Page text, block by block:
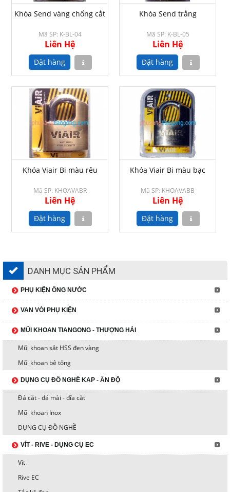
Khóa Send vàng chống cắt
Mã SP: K-BL-04
Liên Hệ
Khóa Send trắng
Mã SP: K-BL-05
Liên Hệ
Khóa Viair Bi màu rêu
Mã SP: KHOAVABR
Liên Hệ
Khóa Viair Bi màu bạc
Mã SP: KHOAVABB
Liên Hệ
DANH MỤC SẢN PHẨM
PHỤ KIỆN ỐNG NƯỚC
VAN VÒI PHỤ KIỆN
MŨI KHOAN TIANGONG - THƯỢNG HẢI
Mũi khoan sắt HSS đen vàng
Mũi khoan bê tông
DỤNG CỤ ĐỒ NGHỀ KAP - ẤN ĐỘ
Đá cắt - đá mài - đĩa cắt
Mũi khoan Inox
DỤNG CỤ ĐỒ NGHỀ
VÍT - RIVE - DỤNG CỤ EC
Vít
Rive EC